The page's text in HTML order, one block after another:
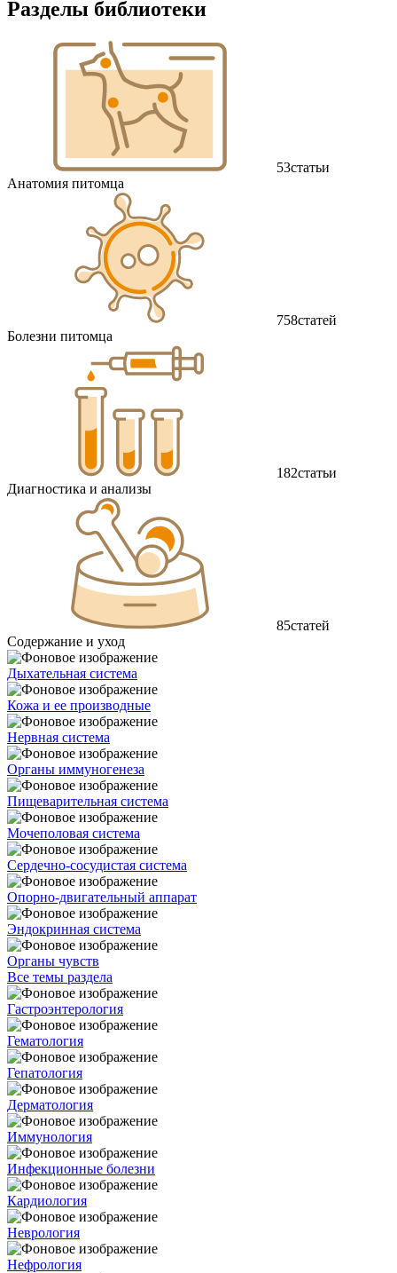
Разделы библиотеки
53статьи
Анатомия питомца
758статей
Болезни питомца
182статьи
Диагностика и анализы
85статей
Содержание и уход
Дыхательная система
Кожа и ее производные
Нервная система
Органы иммуногенеза
Пищеварительная система
Мочеполовая система
Сердечно-сосудистая система
Опорно-двигательный аппарат
Эндокринная система
Органы чувств
Все темы раздела
Гастроэнтерология
Гематология
Гепатология
Дерматология
Иммунология
Инфекционные болезни
Кардиология
Неврология
Нефрология